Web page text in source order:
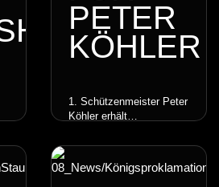
PETER
KÖHLER
1. Schützenmeister Peter
Köhler erhält